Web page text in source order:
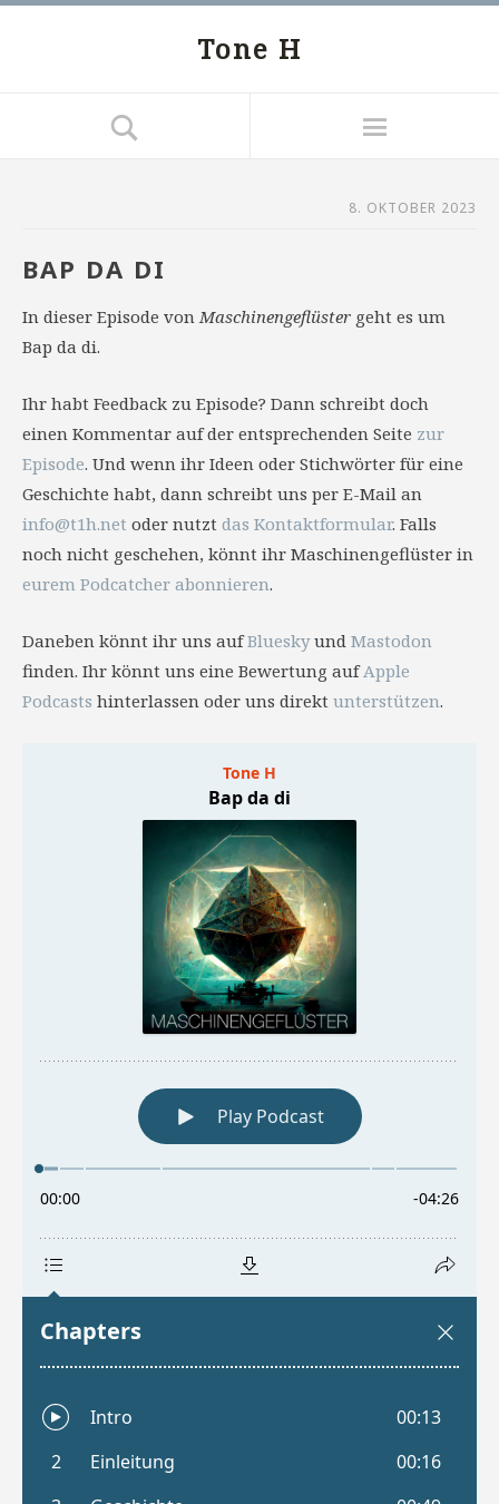
Tone H
8. OKTOBER 2023
BAP DA DI
In dieser Episode vonMaschinengeflüster geht es um
Bap da di.
Ihr habt Feedback zu Episode? Dann schreibt doch
einen Kommentar auf der entsprechenden Seite zur
Episode. Und wenn ihr Ideen oder Stichwörter für eine
Geschichte habt, dann schreibt uns per E-Mail an
info@t1h.net oder nutzt das Kontaktformular. Falls
noch nicht geschehen, könnt ihr Maschinengeflüster in
eurem Podcatcher abonnieren.
Daneben könnt ihr uns aufBlueskyund Mastodon
finden. Ihr könnt uns eine Bewertung aufApple
Podcasts hinterlassen oder uns direkt unterstützen.